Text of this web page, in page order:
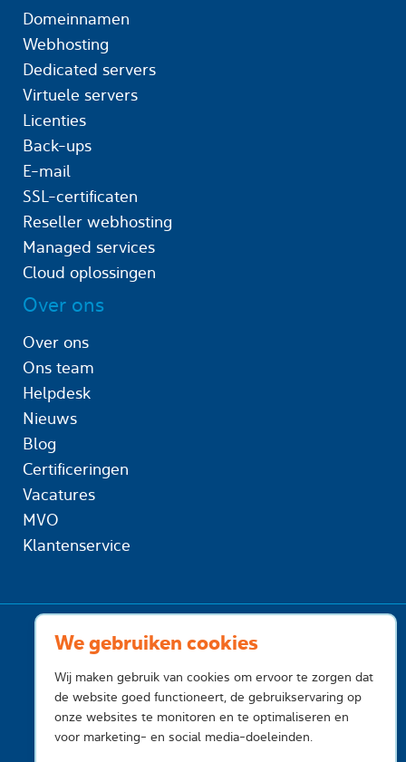
We gebruiken cookies
Wij maken gebruik van cookies om ervoor te zorgen dat
de website goed functioneert, de gebruikservaring op
onze websites te monitoren en te optimaliseren en
voor marketing- en social media-doeleinden.
Domeinnamen
Webhosting
Dedicated servers
Virtuele servers
Licenties
Back-ups
E-mail
SSL-certificaten
Reseller webhosting
Managed services
Cloud oplossingen
Over ons
Over ons
Ons team
Helpdesk
Nieuws
Blog
Certificeringen
Vacatures
MVO
Klantenservice